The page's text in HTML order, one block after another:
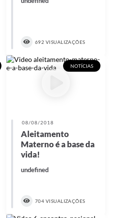
692 VISUALIZAÇÕES
NOTÍCIAS
08/08/2018
Aleitamento
Materno é a base da
vida!
undefined
704 VISUALIZAÇÕES